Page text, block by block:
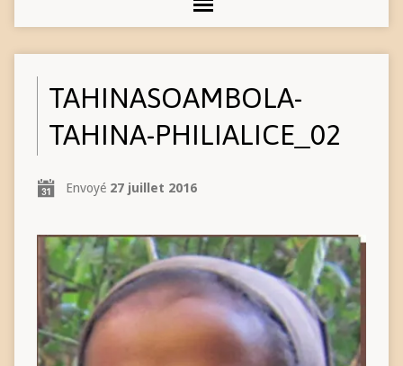
TAHINASOAMBOLA-
TAHINA-PHILIALICE_02
Envoyé 27 juillet 2016